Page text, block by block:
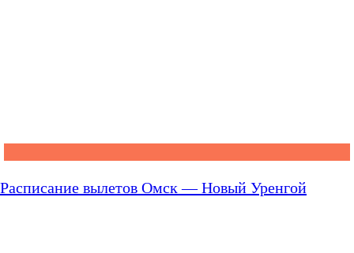
Расписание вылетов Омск — Новый Уренгой